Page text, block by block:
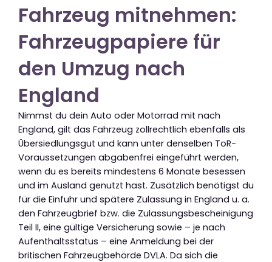
Fahrzeug mitnehmen:
Fahrzeugpapiere für
den Umzug nach
England
Nimmst du dein Auto oder Motorrad mit nach
England, gilt das Fahrzeug zollrechtlich ebenfalls als
Übersiedlungsgut und kann unter denselben ToR-
Voraussetzungen abgabenfrei eingeführt werden,
wenn du es bereits mindestens 6 Monate besessen
und im Ausland genutzt hast. Zusätzlich benötigst du
für die Einfuhr und spätere Zulassung in England u. a.
den Fahrzeugbrief bzw. die Zulassungsbescheinigung
Teil II, eine gültige Versicherung sowie – je nach
Aufenthaltsstatus – eine Anmeldung bei der
britischen Fahrzeugbehörde DVLA. Da sich die